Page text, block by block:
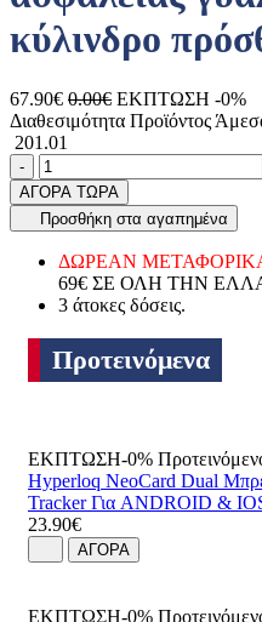
κύλινδρο
67.90€ 0.00€ ΕΚΠΤΩΣΗ -0%
Διαθεσιμότητα Προϊόντος
201.01
Ποσότητα
-product.increase.quantity
ΑΓΟΡΑ ΤΩΡΑ
Προσθήκη στα αγαπημένα
ΔΩΡΕΑΝ
69€ ΣΕ ΟΛΗ ΤΗΝ
3 άτοκες δόσεις.
Προτεινόμενα
ΕΚΠΤΩΣΗ-0%
Hyperloq NeoCard Dual
Tracker Για ANDROID &
23.90€
ΑΓΟΡΑ
ΕΚΠΤΩΣΗ-0%